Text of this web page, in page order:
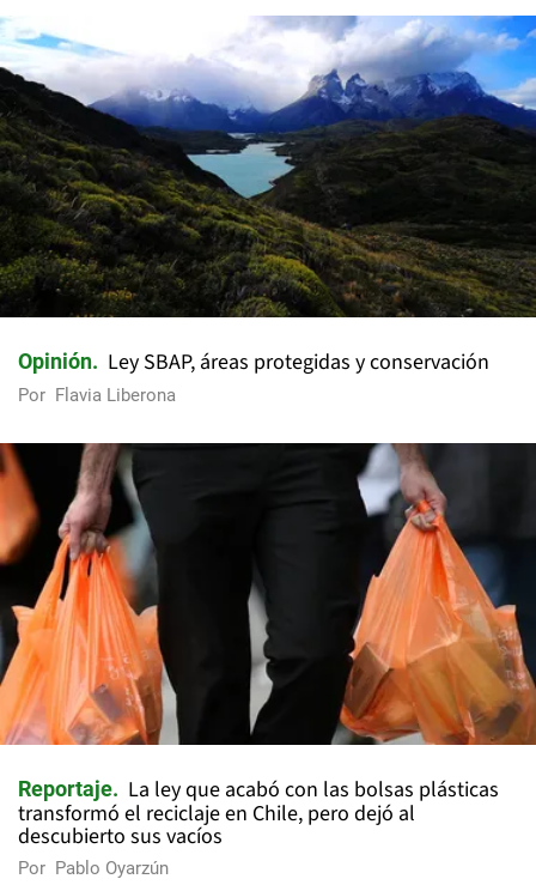
Opinión Ley SBAP, áreas protegidas y conservación
Por Flavia Liberona
Reportaje
La ley que acabó con las bolsas plásticas
transformó el reciclaje en Chile, pero dejó al
descubierto sus vacíos
Por Pablo Oyarzún